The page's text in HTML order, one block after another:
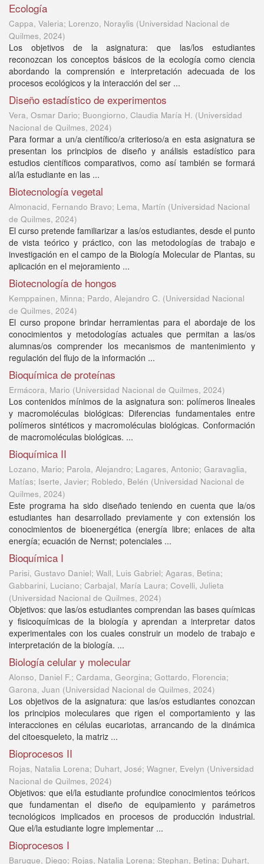
Ecología
Cappa, Valeria; Lorenzo, Noraylis (Universidad Nacional de
Quilmes, 2024)
Los objetivos de la asignatura: que las/los estudiantes
reconozcan los conceptos básicos de la ecología como ciencia
abordando la comprensión e interpretación adecuada de los
procesos ecológicos y la interacción del ser ...
Diseño estadístico de experimentos
Vera, Osmar Dario; Buongiorno, Claudia María H. (Universidad
Nacional de Quilmes, 2024)
Para formar a un/a científico/a criterioso/a en esta asignatura se
presentan los principios de diseño y análisis estadístico para
estudios científicos comparativos, como así también se formará
al/la estudiante en las ...
Biotecnología vegetal
Almonacid, Fernando Bravo; Lema, Martín (Universidad Nacional
de Quilmes, 2024)
El curso pretende familiarizar a las/os estudiantes, desde el punto
de vista teórico y práctico, con las metodologías de trabajo e
investigación en el campo de la Biología Molecular de Plantas, su
aplicación en el mejoramiento ...
Biotecnología de hongos
Kemppainen, Minna; Pardo, Alejandro C. (Universidad Nacional
de Quilmes, 2024)
El curso propone brindar herramientas para el abordaje de los
conocimientos y metodologías actuales que permitan a las/os
alumnas/os comprender los mecanismos de mantenimiento y
regulación del flujo de la información ...
Bioquímica de proteínas
Ermácora, Mario (Universidad Nacional de Quilmes, 2024)
Los contenidos mínimos de la asignatura son: polímeros lineales
y macromoléculas biológicas: Diferencias fundamentales entre
polímeros sintéticos y macromoléculas biológicas. Conformación
de macromoléculas biológicas. ...
Bioquímica II
Lozano, Mario; Parola, Alejandro; Lagares, Antonio; Garavaglia,
Matías; Iserte, Javier; Robledo, Belén (Universidad Nacional de
Quilmes, 2024)
Este programa ha sido diseñado teniendo en cuenta que la/os
estudiantes han desarrollado previamente y con extensión los
conocimientos de bioenergética (energía libre; enlaces de alta
energía; ecuación de Nernst; potenciales ...
Bioquímica I
Parisi, Gustavo Daniel; Wall, Luis Gabriel; Agaras, Betina;
Gabbarini, Luciano; Carbajal, María Laura; Covelli, Julieta
(Universidad Nacional de Quilmes, 2024)
Objetivos: que las/os estudiantes comprendan las bases químicas
y fisicoquímicas de la biología y aprendan a interpretar datos
experimentales con los cuales construir un modelo de trabajo e
interpretación de la biología. ...
Biología celular y molecular
Alonso, Daniel F.; Cardama, Georgina; Gottardo, Florencia;
Garona, Juan (Universidad Nacional de Quilmes, 2024)
Los objetivos de la asignatura: que las/os estudiantes conozcan
los principios moleculares que rigen el comportamiento y las
interacciones en células eucariotas, arrancando de la dinámica
del citoesqueleto, la matriz ...
Bioprocesos II
Rojas, Natalia Lorena; Duhart, José; Wagner, Evelyn (Universidad
Nacional de Quilmes, 2024)
Objetivos: que el/la estudiante profundice conocimientos teóricos
que fundamentan el diseño de equipamiento y parámetros
tecnológicos implicados en procesos de producción industrial.
Que el/la estudiante logre implementar ...
Bioprocesos I
Baruque, Diego; Rojas, Natalia Lorena; Stephan, Betina; Duhart,